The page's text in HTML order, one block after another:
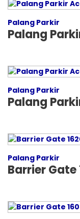
Palang Parkir
Palang
Palang Parkir
Palang
Palang Parkir
Barrier Gate